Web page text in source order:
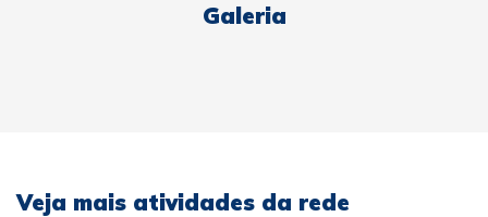
Galeria
Veja mais atividades da rede